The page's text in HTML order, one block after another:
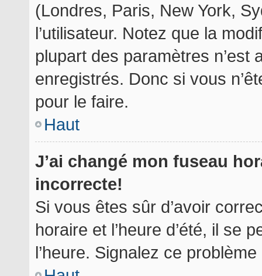
(Londres, Paris, New York,
l’utilisateur. Notez que la
plupart des paramètres n’est
enregistrés. Donc si vous
pour le faire.
Haut
J’ai changé mon fuseau
incorrecte!
Si vous êtes sûr d’avoir
horaire et l’heure d’été, il se
l’heure. Signalez ce problème